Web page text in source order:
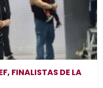
FINALISTAS DE LA